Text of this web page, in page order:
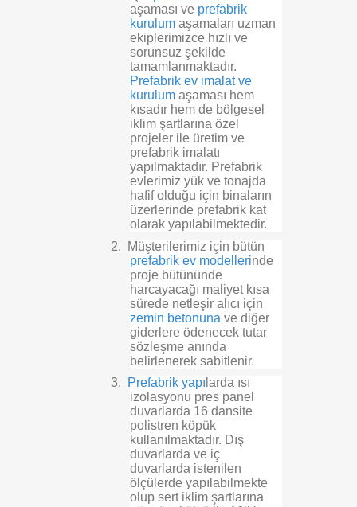
aşaması ve prefabrik
kurulumaşamaları uzman
ekiplerimizce hızlı ve
sorunsuz şekilde
tamamlanmaktadır.
Prefabrik ev imalat ve
kurulumaşaması hem
kısadır hem de bölgesel
iklim şartlarına özel
projeler ile üretim ve
prefabrik imalatı
yapılmaktadır. Prefabrik
evlerimiz yük ve tonajda
hafif olduğu için binaların
üzerlerinde prefabrik kat
olarak yapılabilmektedir.
2.
Müşterilerimiz için bütün
prefabrik ev modellerinde
proje bütününde
harcayacağı maliyet kısa
sürede netleşir alıcı için
zemin betonuna ve diğer
giderlere ödenecek tutar
sözleşme anında
belirlenerek sabitlenir.
3.
Prefabrik yapı larda ısı
izolasyonu pres panel
duvarlarda 16 dansite
polistren köpük
kullanılmaktadır. Dış
duvarlarda ve iç
duvarlarda istenilen
ölçülerde yapılabilmekte
olup sert iklim şartlarına